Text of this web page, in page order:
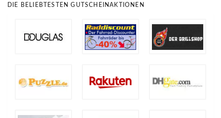
DIE BELIEBTESTEN GUTSCHEINAKTIONEN